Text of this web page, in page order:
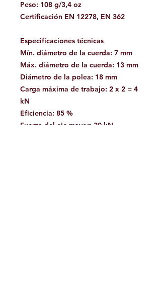
Peso: 108 g/3,4 oz
Certificación EN 12278, EN 362
Especificaciones técnicas
Mín. diámetro de la cuerda: 7 mm
Máx. diámetro de la cuerda: 13 mm
Diámetro de la polea: 18 mm
Carga máxima de trabajo: 2 x 2 = 4
kN
Eficiencia: 85 %
Fuerza del eje mayor: 20 kN